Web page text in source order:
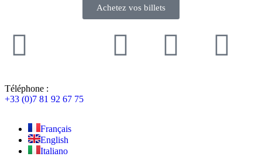
Achetez vos billets
Téléphone :
+33 (0)7 81 92 67 75
Français
English
Italiano